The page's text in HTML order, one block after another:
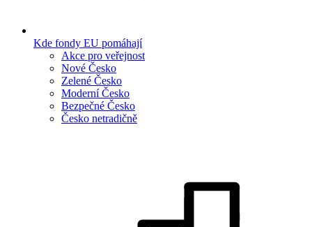
Kde fondy EU pomáhají
Akce pro veřejnost
Nové Česko
Zelené Česko
Moderní Česko
Bezpečné Česko
Česko netradičně